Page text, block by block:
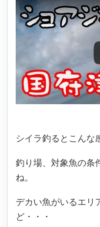
シイラ釣るとこんな
釣り場、対象魚の条
ね。
デカい魚がいるエリ
ど・・・